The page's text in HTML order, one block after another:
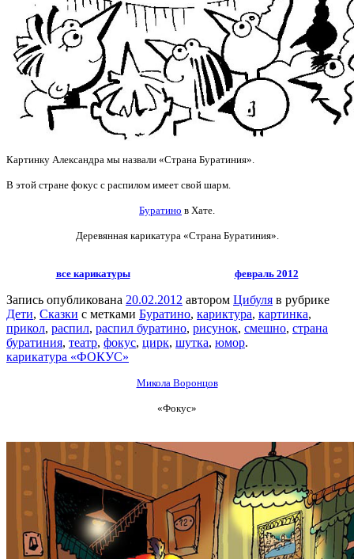
Картинку Александра мы назвали «Страна Буратиния».
В этой стране фокус с распилом имеет свой шарм.
Буратино в Хате.
Деревянная карикатура «Страна Буратиния».
все карикатуры февраль 2012
Запись опубликована 20.02.2012 автором Цибуля в рубрике
Дети, Сказки с метками Буратино, кариктура, картинка,
прикол, распил, распил буратино, рисунок, смешно, страна
буратиния, театр, фокус, цирк, шутка, юмор.
карикатура «ФОКУС»
Микола Воронцов
«Фокус»